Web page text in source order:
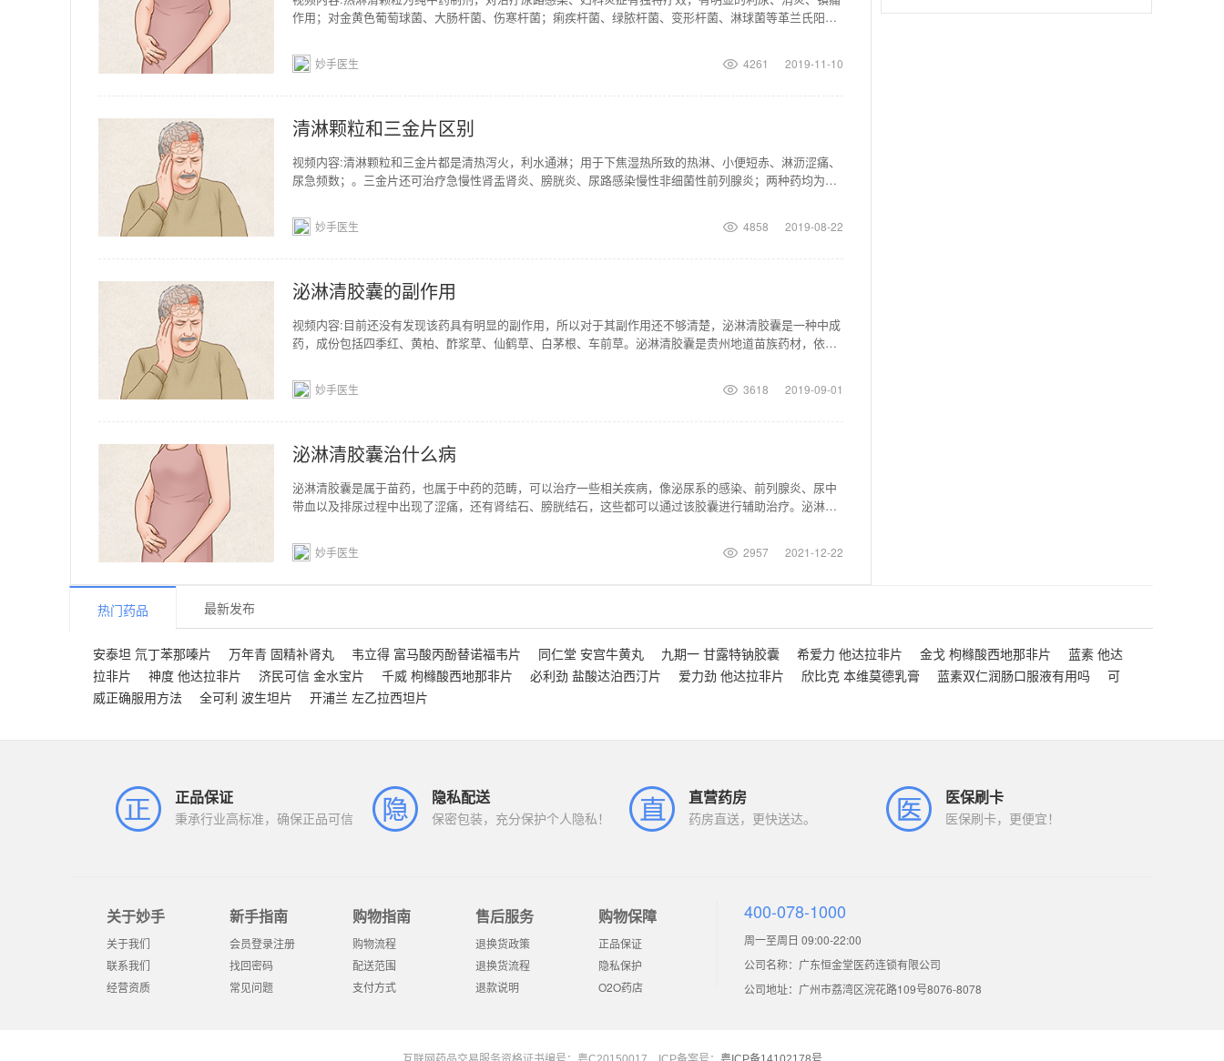
作用；对金黄色葡萄球菌、大肠杆菌、伤寒杆菌；痢疾杆菌、绿脓杆菌、变形杆菌、淋球菌等革兰氏阳
妙手医生 4261 2019-11-10
清淋颗粒和三金片区别
视频内容:清淋颗粒和三金片都是清热泻火，利水通淋；用于下焦湿热所致的热淋、小便短赤、淋沥涩痛、
尿急频数；。三金片还可治疗急慢性肾盂肾炎、膀胱炎、尿路感染慢性非细菌性前列腺炎；两种药均为中
妙手医生 4858 2019-08-22
泌淋清胶囊的副作用
视频内容:目前还没有发现该药具有明显的副作用，所以对于其副作用还不够清楚，泌淋清胶囊是一种中成
药，成份包括四季红、黄柏、酢浆草、仙鹤草、白茅根、车前草。泌淋清胶囊是贵州地道苗族药材，依据
妙手医生 3618 2019-09-01
泌淋清胶囊治什么病
泌淋清胶囊是属于苗药，也属于中药的范畴，可以治疗一些相关疾病，像泌尿系的感染、前列腺炎、尿中
带血以及排尿过程中出现了涩痛，还有肾结石、膀胱结石，这些都可以通过该胶囊进行辅助治疗。泌淋清
妙手医生 2957 2021-12-22
热门药品 最新发布
安泰坦 氘丁苯那嗪片 万年青 固精补肾丸 韦立得 富马酸丙酚替诺福韦片 同仁堂 安宫牛黄丸 九期一 甘露特钠胶囊 希爱力 他达拉非片 金戈 枸橼酸西地那非片
蓝素 他达
拉非片
神度 他达拉非片 济民可信 金水宝片 千威 枸橼酸西地那非片 必利劲 盐酸达泊西汀片 爱力劲 他达拉非片 欣比克 本维莫德乳膏 蓝素双仁润肠口服液有用吗
可
威正确服用方法
全可利 波生坦片 开浦兰 左乙拉西坦片
正品保证
秉承行业高标准，确保正品可信
隐私配送
保密包装，充分保护个人隐私！
直营药房
药房直送，更快送达。
医保刷卡
医保刷卡，更便宜！
关于妙手
关于我们
联系我们
经营资质
新手指南
会员登录注册
找回密码
常见问题
购物指南
购物流程
配送范围
支付方式
售后服务
退换货政策
退换货流程
退款说明
购物保障
正品保证
隐私保护
O2O药店
400-078-1000
周一至周日 09:00-22:00
公司名称：广东恒金堂医药连锁有限公司
公司地址：广州市荔湾区浣花路109号8076-8078